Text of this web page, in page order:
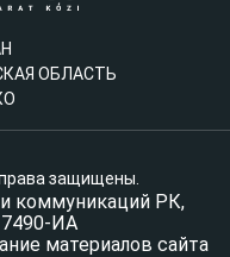
ОБЛАСТЬ
защищены.
коммуникаций РК,
ИА
материалов сайта